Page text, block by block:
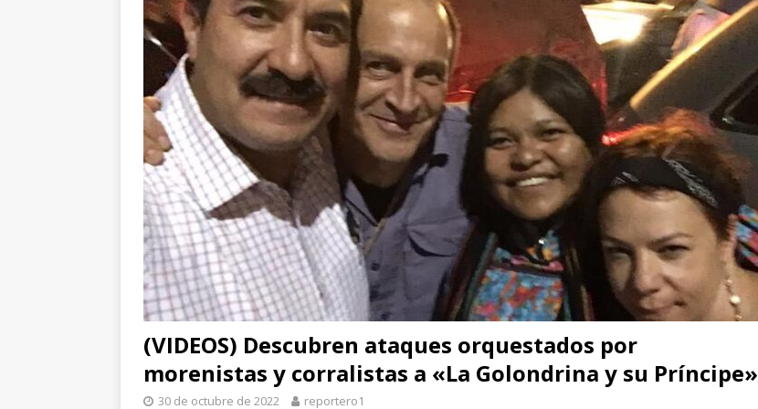
[ 5 de agosto de 2026 ] Continúan jornadas de Jóvenes Unen al Barrio
ESTATAL
[ 5 de agosto de 2026 ] Inauguran quinta edición de Conectando Generaciones
ESTATAL
[ 5 de agosto de 2026 ]
Detienen a ocho por narcomenudeo
ESTATAL
[ 6 de agosto de 2026 ] *La advertencia de Maru *Más poder al poder *Barredoras… y
pretextos
CHIHUAHUA MARCO BONILLA
(VIDEOS) Descubren ataques orquestados por
morenistas y corralistas a «La Golondrina y su Príncipe»
30 de octubre de 2022 reportero1